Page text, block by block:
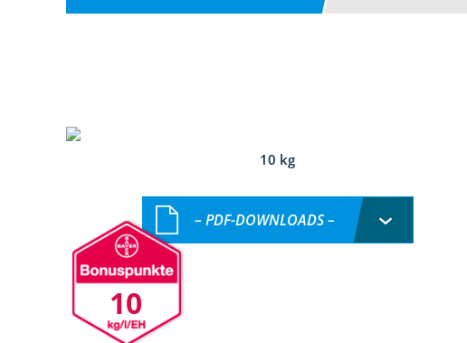
10 kg
10
– PDF-DOWNLOADS –